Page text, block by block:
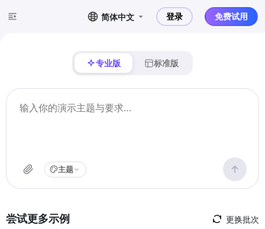
简体中文 登录 免费试用
专业版 标准版
主题
尝试更多示例 更换批次